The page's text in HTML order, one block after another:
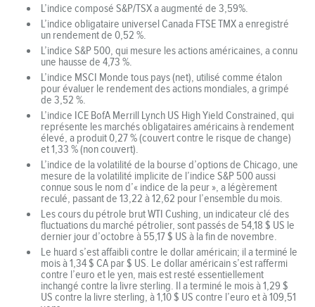
L’indice composé S&P/TSX a augmenté de 3,59%.
L’indice obligataire universel Canada FTSE TMX a enregistré
un rendement de 0,52 %.
L’indice S&P 500, qui mesure les actions américaines, a connu
une hausse de 4,73 %.
L’indice MSCI Monde tous pays (net), utilisé comme étalon
pour évaluer le rendement des actions mondiales, a grimpé
de 3,52 %.
L’indice ICE BofA Merrill Lynch US High Yield Constrained, qui
représente les marchés obligataires américains à rendement
élevé, a produit 0,27 % (couvert contre le risque de change)
et 1,33 % (non couvert).
L’indice de la volatilité de la bourse d’options de Chicago, une
mesure de la volatilité implicite de l’indice S&P 500 aussi
connue sous le nom d’« indice de la peur », a légèrement
reculé, passant de 13,22 à 12,62 pour l’ensemble du mois.
Les cours du pétrole brut WTI Cushing, un indicateur clé des
fluctuations du marché pétrolier, sont passés de 54,18 $ US le
dernier jour d’octobre à 55,17 $ US à la fin de novembre.
Le huard s’est affaibli contre le dollar américain; il a terminé le
mois à 1,34 $ CA par $ US. Le dollar américain s’est raffermi
contre l’euro et le yen, mais est resté essentiellement
inchangé contre la livre sterling. Il a terminé le mois à 1,29 $
US contre la livre sterling, à 1,10 $ US contre l’euro et à 109,51